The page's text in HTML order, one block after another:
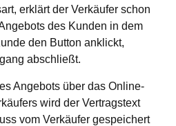
erklärt der Verkäufer schon
des Kunden in dem
den Button anklickt,
abschließt.
Angebots über das Online-
wird der Vertragstext
vom Verkäufer gespeichert